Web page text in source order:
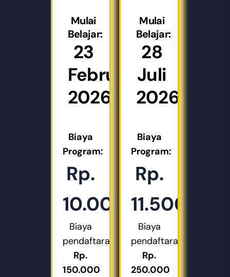
Mulai
Belajar:
23
Februari
2026
Biaya
Program:
Rp.
10.000.000
Biaya
pendaftaran:
Rp.
150.000
Mulai
Belajar:
28
Juli
2026
Biaya
Program:
Rp.
Biaya
pendaftaran:
Rp.
250.000